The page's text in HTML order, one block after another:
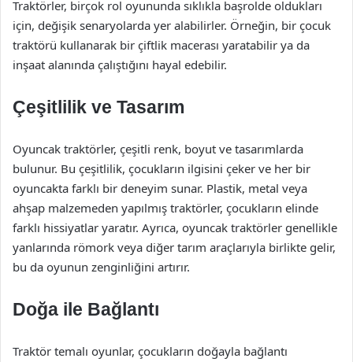
Traktörler, birçok rol oyununda sıklıkla başrolde oldukları
için, değişik senaryolarda yer alabilirler. Örneğin, bir çocuk
traktörü kullanarak bir çiftlik macerası yaratabilir ya da
inşaat alanında çalıştığını hayal edebilir.
Çeşitlilik ve Tasarım
Oyuncak traktörler, çeşitli renk, boyut ve tasarımlarda
bulunur. Bu çeşitlilik, çocukların ilgisini çeker ve her bir
oyuncakta farklı bir deneyim sunar. Plastik, metal veya
ahşap malzemeden yapılmış traktörler, çocukların elinde
farklı hissiyatlar yaratır. Ayrıca, oyuncak traktörler genellikle
yanlarında römork veya diğer tarım araçlarıyla birlikte gelir,
bu da oyunun zenginliğini artırır.
Doğa ile Bağlantı
Traktör temalı oyunlar, çocukların doğayla bağlantı